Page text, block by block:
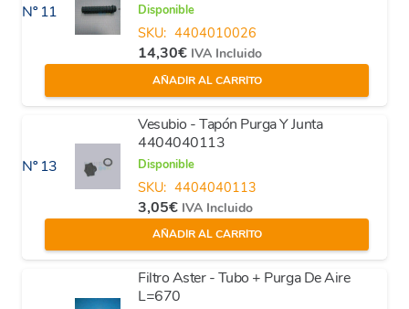
Nº 11 Disponible
SKU: 4404010026
14,30€ IVA Incluido
AÑADIR AL CARRITO
Nº 13
Vesubio - Tapón Purga Y Junta
4404040113
Disponible
SKU: 4404040113
3,05€ IVA Incluido
AÑADIR AL CARRITO
Filtro Aster - Tubo + Purga De Aire
L=670